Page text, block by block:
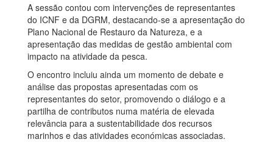
A sessão contou com intervenções de representantes
do ICNF e da DGRM, destacando-se a apresentação do
Plano Nacional de Restauro da Natureza, e a
apresentação das medidas de gestão ambiental com
impacto na atividade da pesca.
O encontro incluiu ainda um momento de debate e
análise das propostas apresentadas com os
representantes do setor, promovendo o diálogo e a
partilha de contributos numa matéria de elevada
relevância para a sustentabilidade dos recursos
marinhos e das atividades económicas associadas.